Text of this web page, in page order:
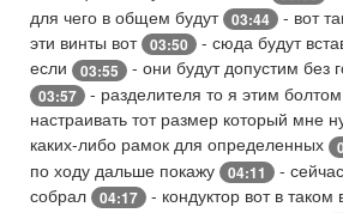
для чего в общем будут 03:44
- вот
эти винты вот 03:50
- сюда будут
если
03:55 - они будут допустим без
03:57 - разделителя то я этим
настраивать тот размер который мне
каких-либо рамок для определенных
по ходу дальше покажу
04:11
-
собрал
04:17 - кондуктор вот в таком